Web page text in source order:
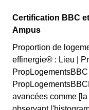
Certification BBC
Ampus
Proportion de
effinergie® : Lieu |
avancées comme